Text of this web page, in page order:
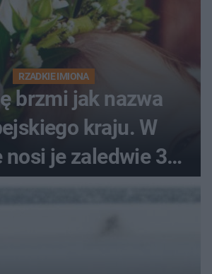
RZADKIE IMIONA
brzmi jak nazwa
kraju. W
nosi je zaledwie 3